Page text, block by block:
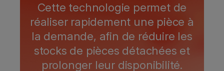
Cette technologie permet de
réaliser rapidement une pièce à
la demande, afin de réduire les
stocks de pièces détachées et
prolonger leur disponibilité.